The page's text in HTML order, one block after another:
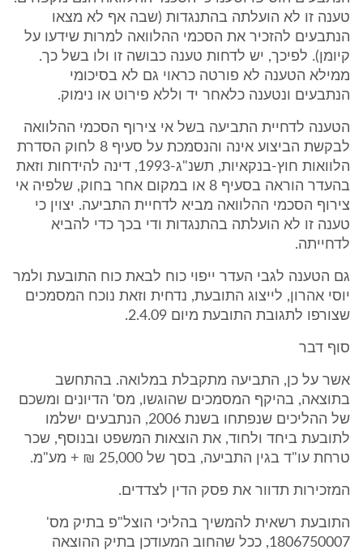
טענה זו לא הועלתה בהתנגדות (שבה אף לא מצאו
הנתבעים להזכיר את הסכמי ההלוואה למרות שידעו על
קיומן). לפיכך, יש לדחות טענה כבושה זו ולו בשל כך.
ממילא הטענה לא פורטה כראוי גם לא בסיכומי
הנתבעים ונטענה כלאחר יד וללא פירוט או נימוק.
הטענה לדחיית התביעה בשל אי צירוף הסכמי ההלוואה
לבקשת הביצוע אינה והנסמכת על סעיף 8 לחוק הסדרת
הלוואות חוץ-בנקאיות, תשנ"ג-1993, דינה להידחות וזאת
בהעדר הוראה בסעיף 8 או במקום אחר בחוק, שלפיה אי
צירוף הסכמי ההלוואה מביא לדחיית התביעה. יצוין כי
טענה זו לא הועלתה בהתנגדות ודי בכך כדי להביא
לדחייתה.
גם הטענה לגבי העדר ייפוי כוח לבאת כוח התובעת ולמר
יוסי אהרון, לייצוג התובעת, נדחית וזאת נוכח המסמכים
שצורפו לתגובת התובעת מיום 2.4.09.
סוף דבר
אשר על כן, התביעה מתקבלת במלואה. בהתחשב
בתוצאה, בהיקף המסמכים שהוגשו, מס' הדיונים ומשכם
של ההליכים שנפתחו בשנת 2006, הנתבעים ישלמו
לתובעת ביחד ולחוד, את הוצאות המשפט ובנוסף, שכר
טרחת עו"ד בגין התביעה, בסך של 25,000 ₪ + מע"מ.
המזכירות תדוור את פסק הדין לצדדים.
התובעת רשאית להמשיך בהליכי הוצל"פ בתיק מס'
1806750007, ככל שהחוב המעודכן בתיק ההוצאה